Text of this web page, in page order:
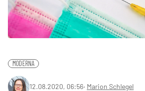
MODERNA
12.08.2020, 06:56‧ Marion Schlegel